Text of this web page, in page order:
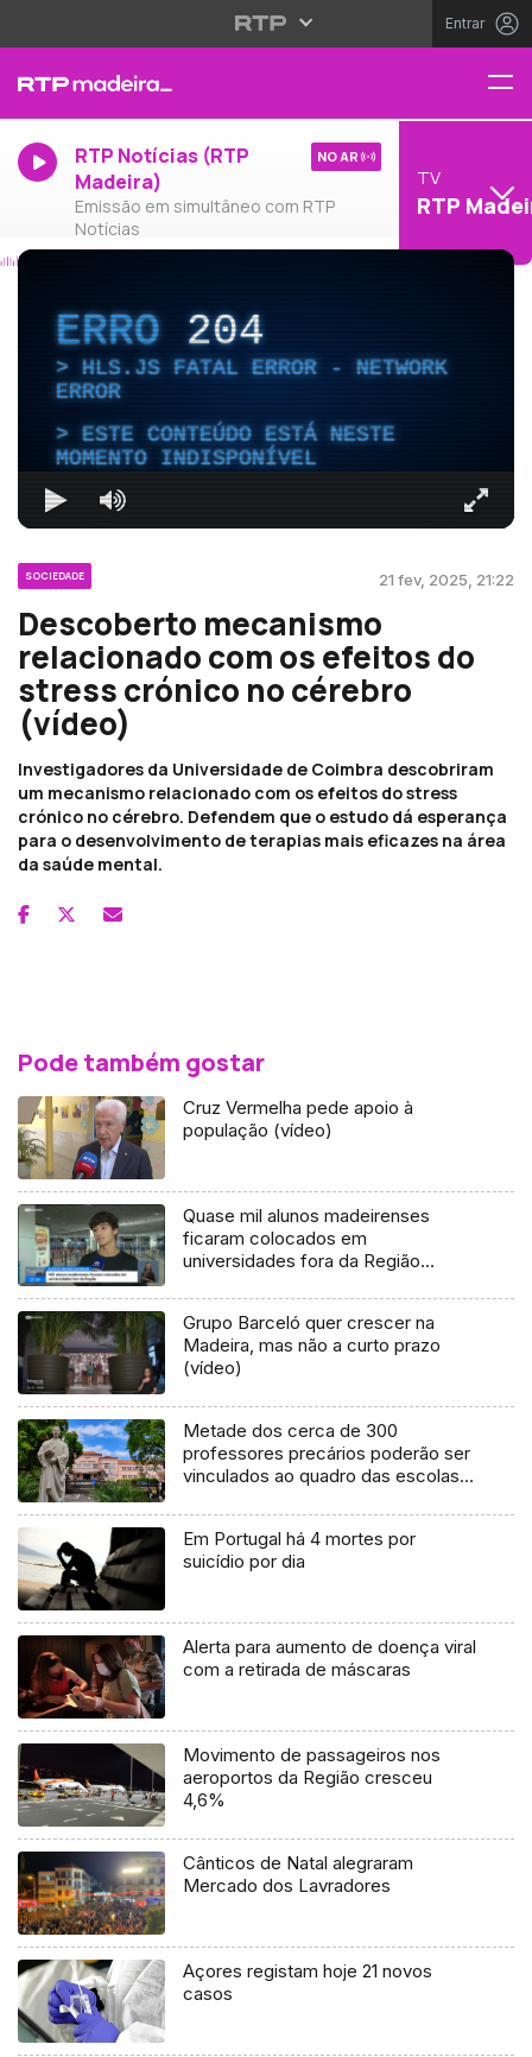
Entrar
RTP Notícias (RTP
Madeira)
Emissão em simultâneo com RTP
Notícias
NO AR
TV
RTP
ERRO204
HLS.JS FATAL ERROR - NETWORK
ERROR
ESTE CONTEÚDO ESTÁ NESTE
MOMENTO INDISPONÍVEL
SOCIEDADE 21 fev, 2025, 21:22
Descoberto mecanismo
relacionado com os efeitos do
stress crónico no cérebro
(vídeo)
Investigadores da Universidade de Coimbra descobriram
um mecanismo relacionado com os efeitos do stress
crónico no cérebro. Defendem que o estudo dá esperança
para o desenvolvimento de terapias mais eficazes na área
da saúde mental.
Pode também gostar
Cruz Vermelha pede apoio à
população (vídeo)
Quase mil alunos madeirenses
ficaram colocados em
universidades fora da Região
Grupo Barceló quer crescer na
Madeira, mas não a curto prazo
(vídeo)
Metade dos cerca de 300
professores precários poderão ser
vinculados ao quadro das escolas
Em Portugal há 4 mortes por
suicídio por dia
Alerta para aumento de doença viral
com a retirada de máscaras
Movimento de passageiros nos
aeroportos da Região cresceu
4,6%
Cânticos de Natal alegraram
Mercado dos Lavradores
Açores registam hoje 21 novos
casos